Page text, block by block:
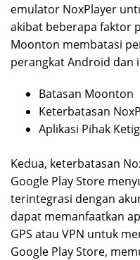
emulator NoxPlayer
akibat beberapa faktor
Moonton membatasi
perangkat Android dan
Batasan Moonton
Keterbatasan
Aplikasi Pihak
Kedua, keterbatasan
Google Play Store
terintegrasi dengan
dapat memanfaatkan
GPS atau VPN untuk
Google Play Store,